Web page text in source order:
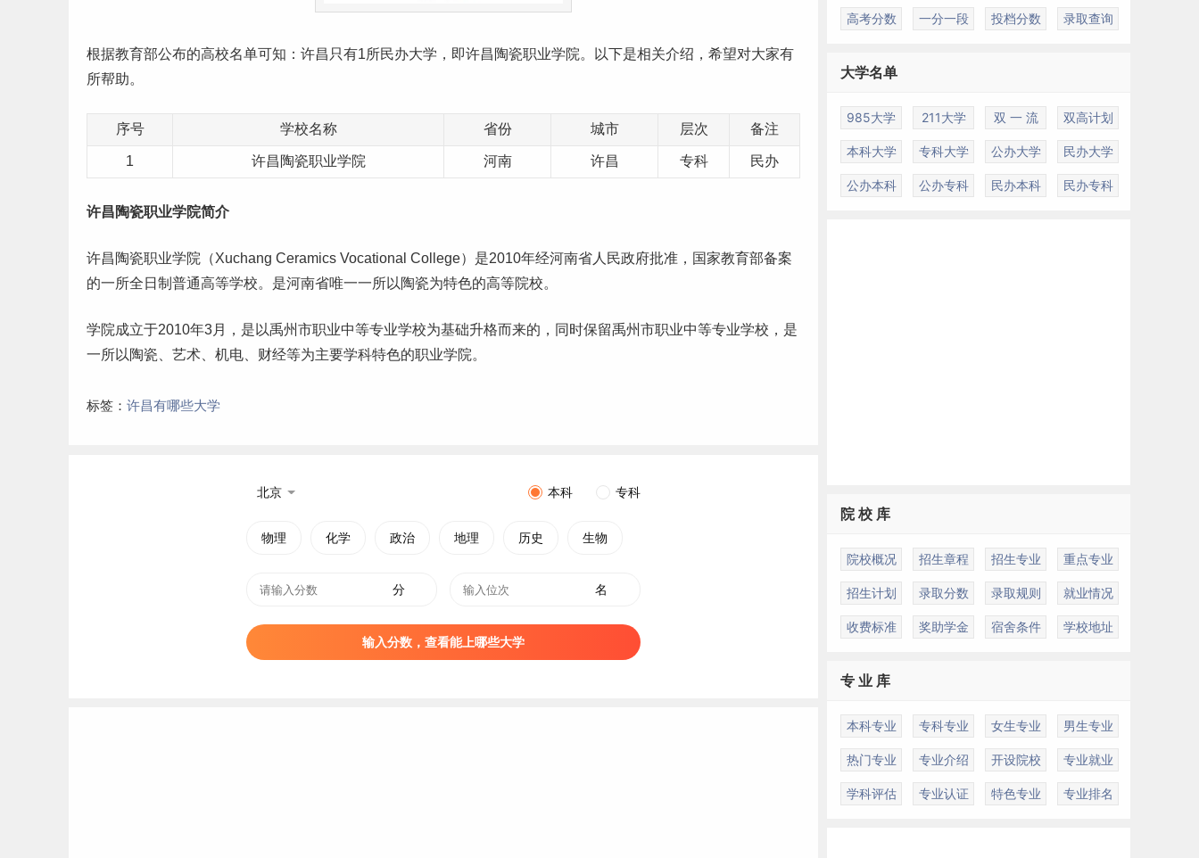
根据教育部公布的高校名单可知：许昌只有1所民办大学，即许昌陶瓷职业学院。以下是相关介绍，希望对大家有
所帮助。
序号 学校名称 省份 城市 层次 备注
1 许昌陶瓷职业学院 河南 许昌 专科 民办
许昌陶瓷职业学院简介
许昌陶瓷职业学院（Xuchang Ceramics Vocational College）是2010年经河南省人民政府批准，国家教育部备案
的一所全日制普通高等学校。是河南省唯一一所以陶瓷为特色的高等院校。
学院成立于2010年3月，是以禹州市职业中等专业学校为基础升格而来的，同时保留禹州市职业中等专业学校，是
一所以陶瓷、 艺术 、机电、 财经等为主要学科特色的职业学院。
标签： 许昌有哪些大学
北京 本科 专科
物理 化学 政治 地理 历史 生物
分 名
输入分数，查看能上哪些大学
高考分数 一分一段 投档分数 录取查询
大学名单
985大学 211大学 双 一 流 双高计划
本科大学 专科大学 公办大学 民办大学
公办本科 公办专科 民办本科 民办专科
院 校 库
院校概况 招生章程 招生专业 重点专业
招生计划 录取分数 录取规则 就业情况
收费标准 奖助学金 宿舍条件 学校地址
专 业 库
本科专业 专科专业 女生专业 男生专业
热门专业 专业介绍 开设院校 专业就业
学科评估 专业认证 特色专业 专业排名